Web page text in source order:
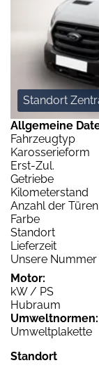
Standort
Allgemeine
Fahrzeugtyp
Karosserieform
Erst-Zul.
Getriebe
Kilometerstand
Anzahl der Türen
Farbe
Standort
Lieferzeit
Unsere Nummer
Motor:
kW / PS
Hubraum
Umweltnormen:
Umweltplakette
Standort